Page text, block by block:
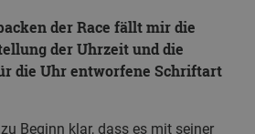
der Race fällt mir die
der Uhrzeit und die
die Uhr entworfene Schriftart
Beginn klar, dass es mit seiner